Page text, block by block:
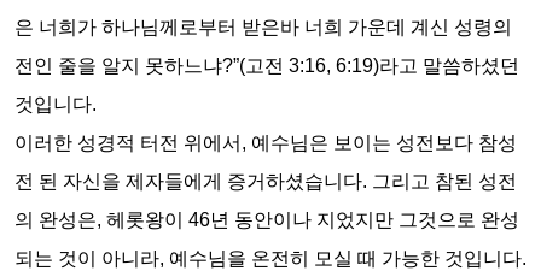
은 너희가 하나님께로부터 받은바 너희 가운데 계신 성령의
전인 줄을 알지 못하느냐?”(고전 3:16, 6:19)라고 말씀하셨던
것입니다.
이러한 성경적 터전 위에서 , 예수님은 보이는 성전보다 참성
전 된 자신을 제자들에게 증거하셨습니다. 그리고 참된 성전
의 완성은, 헤롯왕이 46년 동안이나 지었지만 그것으로 완성
되는 것이 아니라, 예수님을 온전히 모실 때 가능한 것입니다.